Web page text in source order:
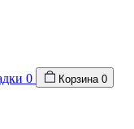
0 Корзина 0